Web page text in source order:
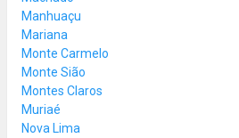
Manhuaçu
Mariana
Monte Carmelo
Monte Sião
Montes Claros
Muriaé
Nova Lima